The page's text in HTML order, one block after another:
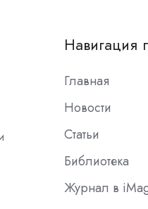
Навигация
Главная
Новости
Статьи
Библиотека
Журнал в